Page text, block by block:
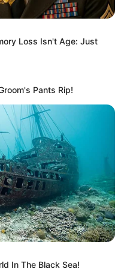
por citas médicas: Nuevo
Loss Isn't Age: Just
Pants Rip!
In The Black Sea!